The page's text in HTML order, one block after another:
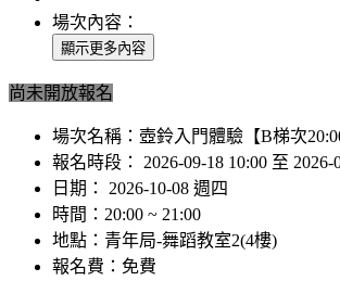
場次內容：
尚未開放報名
場次名稱： 壺鈴入門體驗【B梯次
報名時段：
2026-09-18 10:00 至 2026-
日期：
2026-10-08 週四
時間： 20:00 ~ 21:00
地點： 青年局-舞蹈教室2(4樓)
報名費： 免費